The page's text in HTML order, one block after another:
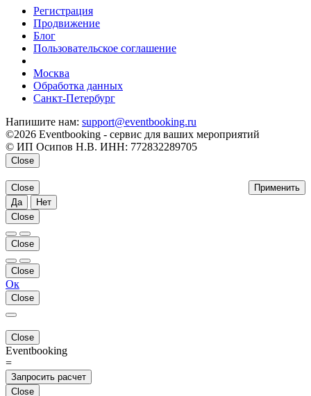
Регистрация
Продвижение
Блог
Пользовательское соглашение
Москва
Обработка данных
Санкт-Петербург
Напишите нам: support@eventbooking.ru
©2026 Eventbooking - сервис для ваших мероприятий
© ИП Осипов Н.В. ИНН: 772832289705
Close
Применить
Close
Да
Нет
Close
Close
Close
Ок
Close
Close
Eventbooking
=
Запросить расчет
Close